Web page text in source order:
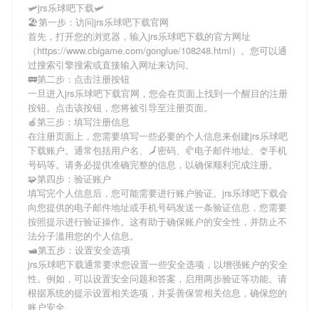
🛩jrs乐球吧下载🛩
🏖第一步：访问jrs乐球吧下载官网
首先，打开您的浏览器，输入jrs乐球吧下载的官方网址
（https://www.cbigame.com/gonglue/108248.html）。您可以通
过搜索引擎搜索或直接输入网址来访问。
🚃第二步：点击注册按钮
一旦进入jrs乐球吧下载官网，您会在页面上找到一个醒目的注册
按钮。点击该按钮，您将被引导至注册页面。
🍎第三步：填写注册信息
在注册页面上，您需要填写一些必要的个人信息来创建jrs乐球吧
下载账户。通常包括用户名、🗾密码、🥐电子邮件地址、🍨手机
号码等。请务必提供准确完整的信息，以确保顺利完成注册。
🧩第四步：验证账户
填写完个人信息后，您可能需要进行账户验证。jrs乐球吧下载会
向您提供的电子邮件地址或手机号码发送一条验证信息，您需要
按照提示进行验证操作。这有助于确保账户的安全性，并防止不
法分子滥用您的个人信息。
🛥第五步：设置安全选项
jrs乐球吧下载通常要求您设置一些安全选项，以增强账户的安全
性。例如，可以设置安全问题和答案，启用两步验证等功能。请
根据系统的提示设置相关选项，并妥善保管相关信息，确保您的
账户安全。